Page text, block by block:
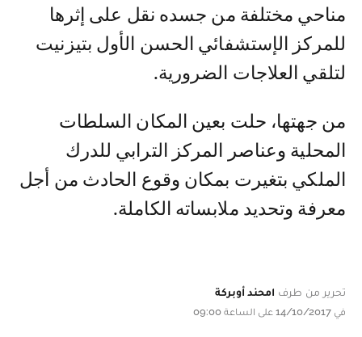
مناحي مختلفة من جسده نقل على إثرها
للمركز الإستشفائي الحسن الأول بتيزنيت
لتلقي العلاجات الضرورية.
من جهتها، حلت بعين المكان السلطات
المحلية وعناصر المركز الترابي للدرك
الملكي بتغيرت بمكان وقوع الحادث من أجل
معرفة وتحديد ملابساته الكاملة.
تحرير من طرف امحند أوبركة
في 14/10/2017 على الساعة 09:00